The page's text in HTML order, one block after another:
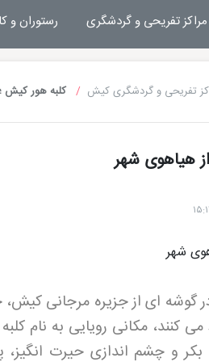
مراکز تفریحی و گردشگری رستوران و
تفریحی و گردشگری کیش کلبه هور کیش
هیاهوی شهر
گوشه ای از جزیره مرجانی
مکانی رویایی به نام کلبه
و چشم اندازی حیرت انگیز،
هتل های کیش